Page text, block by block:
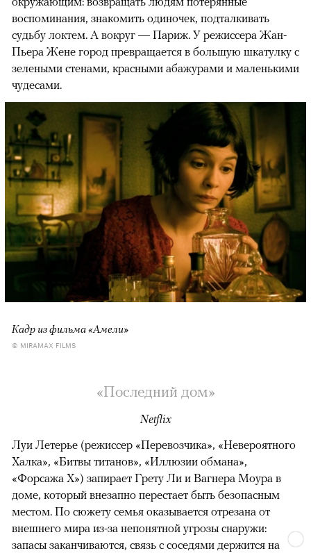
воспоминания, знакомить одиночек, подталкивать
судьбу локтем. А вокруг — Париж. У режиссера Жан-
Пьера Жене город превращается в большую шкатулку с
зелеными стенами, красными абажурами и маленькими
чудесами.
Кадр из фильма «Амели»
© MIRAMAX FILMS
«Последний дом»
Netflix
Луи Летерье (режиссер «Перевозчика», «Невероятного
Халка», «Битвы титанов», «Иллюзии обмана»,
«Форсажа X») запирает Грету Ли и Вагнера Моура в
доме, который внезапно перестает быть безопасным
местом. По сюжету семья оказывается отрезана от
внешнего мира из-за непонятной угрозы снаружи:
запасы заканчиваются, связь с соседями держится на